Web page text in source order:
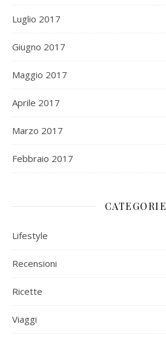
Luglio 2017
Giugno 2017
Maggio 2017
Aprile 2017
Marzo 2017
Febbraio 2017
CATEGORIE
Lifestyle
Recensioni
Ricette
Viaggi